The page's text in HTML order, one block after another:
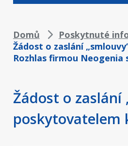
Drobečková
navigace
Domů Poskytnuté
Žádost o zaslání
Rozhlas firmou Neogenia
Žádost o
poskytovatelem